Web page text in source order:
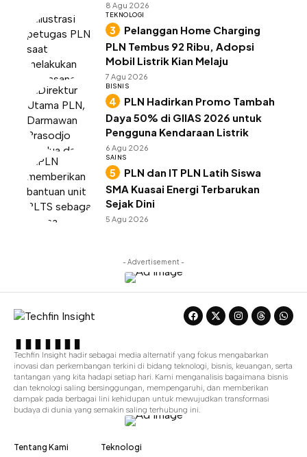
8 Agu 2026
TEKNOLOGI
Pelanggan Home Charging
PLN Tembus 92 Ribu, Adopsi
Mobil Listrik Kian Melaju
7 Agu 2026
BISNIS
PLN Hadirkan Promo Tambah
Daya 50% di GIIAS 2026 untuk
Pengguna Kendaraan Listrik
6 Agu 2026
SAINS
PLN dan IT PLN Latih Siswa
SMA Kuasai Energi Terbarukan
Sejak Dini
5 Agu 2026
- Advertisement -
Techfin Insight hadir sebagai media alternatif yang fokus mengabarkan
inovasi dan perkembangan terkini di bidang teknologi, bisnis, keuangan, serta
tantangan yang kita hadapi setiap hari. Kami menganalisis bagaimana bisnis
dan teknologi saling bersinggungan, mempengaruhi, dan memberikan
dampak pada berbagai lini kehidupan untuk mewujudkan transformasi
budaya di dunia yang semakin saling terhubung ini.
Tentang Kami Teknologi